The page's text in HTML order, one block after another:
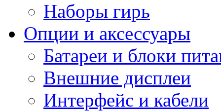
Наборы гирь
Опции и аксессуары
Батареи и блоки
Внешние дисплеи
Интерфейс и кабели